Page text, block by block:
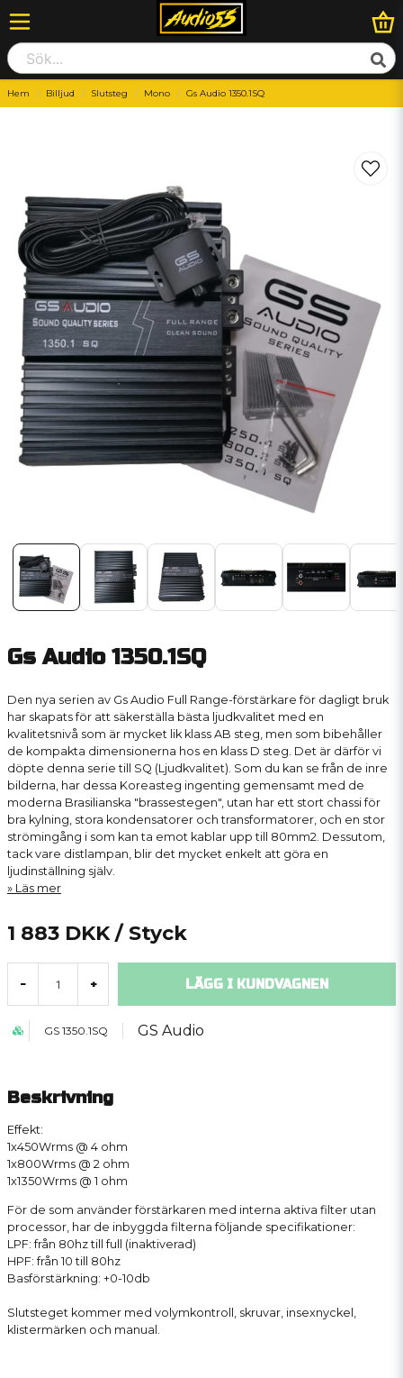
Hem Billjud Slutsteg Mono Gs Audio 1350.1SQ
Gs Audio 1350.1SQ
Den nya serien av Gs Audio Full Range-förstärkare för dagligt bruk
har skapats för att säkerställa bästa ljudkvalitet med en
kvalitetsnivå som är mycket lik klass AB steg, men som bibehåller
de kompakta dimensionerna hos en klass D steg. Det är därför vi
döpte denna serie till SQ (Ljudkvalitet). Som du kan se från de inre
bilderna, har dessa Koreasteg ingenting gemensamt med de
moderna Brasilianska "brassestegen", utan har ett stort chassi för
bra kylning, stora kondensatorer och transformatorer, och en stor
strömingång i som kan ta emot kablar upp till 80mm2. Dessutom,
tack vare distlampan, blir det mycket enkelt att göra en
ljudinställning själv.
Läs mer
1 883 DKK / Styck
- + LÄGG I KUNDVAGNEN
GS 1350.1SQ GS Audio
Beskrivning
Effekt:
1x450Wrms @ 4 ohm
1x800Wrms @ 2 ohm
1x1350Wrms @ 1 ohm
För de som använder förstärkaren med interna aktiva filter utan
processor, har de inbyggda filterna följande specifikationer:
LPF: från 80hz till full (inaktiverad)
HPF: från 10 till 80hz
Basförstärkning: +0-10db
Slutsteget kommer med volymkontroll, skruvar, insexnyckel,
klistermärken och manual.